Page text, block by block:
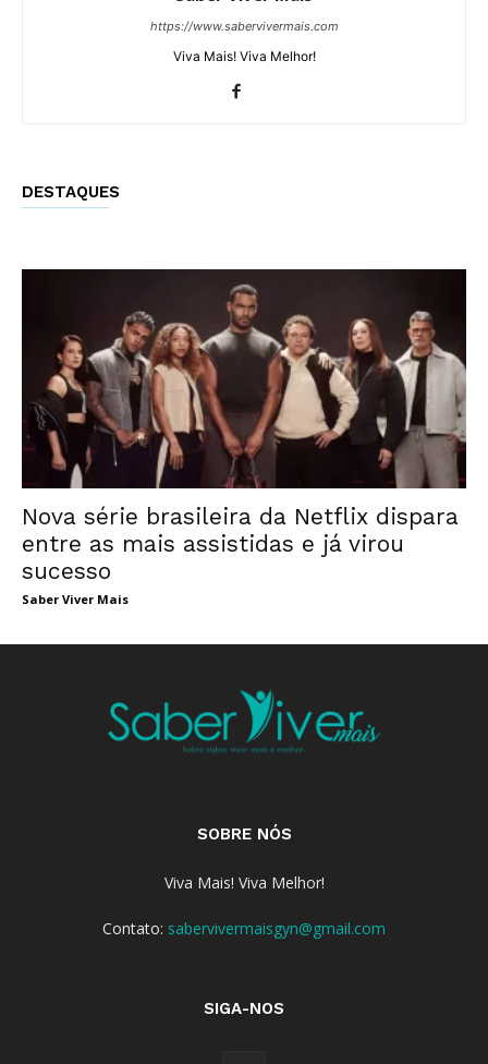
https://www.sabervivermais.com
Viva Mais! Viva Melhor!
DESTAQUES
Nova série brasileira da Netflix dispara
entre as mais assistidas e já virou
sucesso
Saber Viver Mais
SOBRE NÓS
Viva Mais! Viva Melhor!
Contato: sabervivermaisgyn@gmail.com
SIGA-NOS